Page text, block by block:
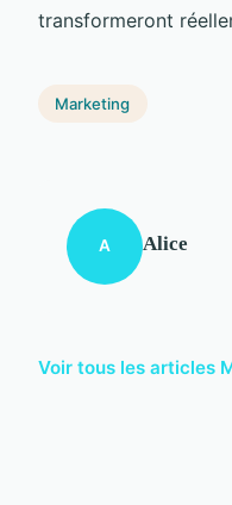
transformeront
Marketing
A Alice
Voir tous les articles